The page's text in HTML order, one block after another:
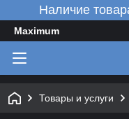
Наличие
Maximum
Товары и услуги